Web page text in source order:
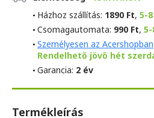
Házhoz szállítás: 1890 Ft, 5-
Csomagautomata: 990 Ft,
Személyesen az Acershopban:
Rendelhető jövő hét
Garancia: 2 év
Termékleírás